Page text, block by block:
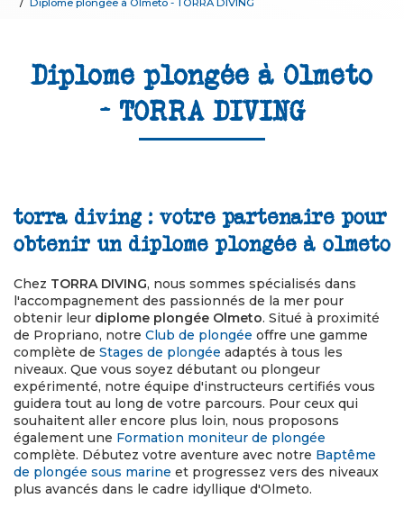
Diplome plongée à Olmeto
- TORRA DIVING
torra diving : votre partenaire pour
obtenir un diplome plongée à olmeto
Chez TORRA DIVING, nous sommes spécialisés dans
l'accompagnement des passionnés de la mer pour
obtenir leur diplome plongée Olmeto. Situé à proximité
de Propriano, notre Club de plongée offre une gamme
complète de Stages de plongée adaptés à tous les
niveaux. Que vous soyez débutant ou plongeur
expérimenté, notre équipe d'instructeurs certifiés vous
guidera tout au long de votre parcours. Pour ceux qui
souhaitent aller encore plus loin, nous proposons
également une Formation moniteur de plongée
complète. Débutez votre aventure avec notre Baptême
de plongée sous marine et progressez vers des niveaux
plus avancés dans le cadre idyllique d'Olmeto.